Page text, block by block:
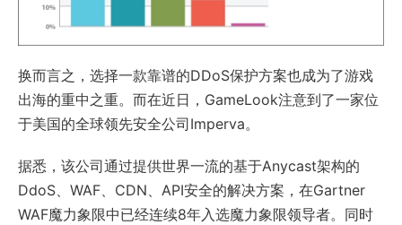
换而言之，选择一款靠谱的DDoS保护方案也成为了游戏
出海的重中之重。而在近日，GameLook注意到了一家位
于美国的全球领先安全公司Imperva。
据悉，该公司通过提供世界一流的基于Anycast架构的
DdoS、WAF、CDN、API安全的解决方案，在Gartner
WAF魔力象限中已经连续8年入选魔力象限领导者。同时